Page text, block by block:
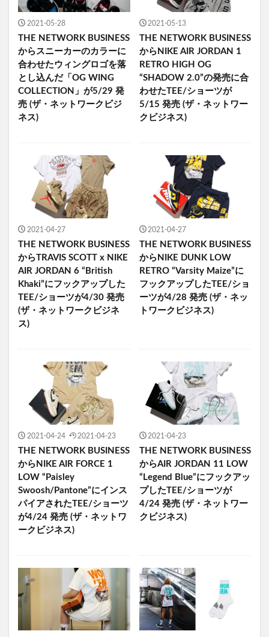
2021-05-28
THE NETWORK BUSINESS
からスニーカーのカラーに
合わせたウィングロゴを落
とし込んだ「OG WING
COLLECTION」が5/29 発
売 (ザ・ネットワークビジ
ネス)
2021-05-13
THE NETWORK BUSINESS
からNIKE AIR JORDAN 1
RETRO HIGH OG
“SHADOW 2.0”の発売に合
わせたTEE/ショーツが
5/15 発売 (ザ・ネットワー
クビジネス)
2021-04-27
THE NETWORK BUSINESS
からTRAVIS SCOTT x NIKE
AIR JORDAN 6 “British
Khaki”にフックアップした
TEE/ショーツが4/30 発売
(ザ・ネットワークビジネ
ス)
2021-04-27
THE NETWORK BUSINESS
からNIKE DUNK LOW
RETRO “Varsity Maize”に
フックアップしたTEE/ショ
ーツが4/28 発売 (ザ・ネッ
トワークビジネス)
2021-04-24 2021-04-23
THE NETWORK BUSINESS
からNIKE AIR FORCE 1
LOW “Paisley
Swoosh/Pantone”にインス
パイアされたTEE/ショーツ
が4/24 発売 (ザ・ネットワ
ークビジネス)
2021-04-23
THE NETWORK BUSINESS
からAIR JORDAN 11 LOW
“Legend Blue”にフックアッ
プしたTEE/ショーツが
4/24 発売 (ザ・ネットワー
クビジネス)